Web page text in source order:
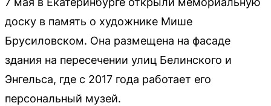
доску в память о художнике Мише
Брусиловском. Она размещена на фасаде
здания на пересечении улиц Белинского и
Энгельса, где с 2017 года работает его
персональный музей.